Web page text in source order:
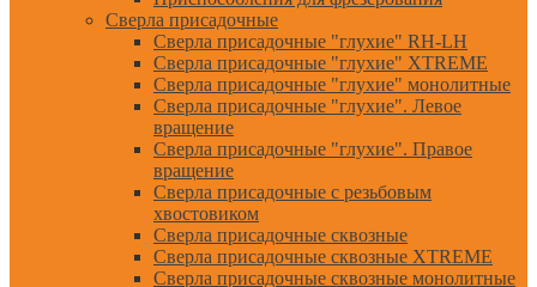
Сверла присадочные
Сверла присадочные "глухие" RH-LH
Сверла присадочные "глухие" XTREME
Сверла присадочные "глухие" монолитные
Сверла присадочные "глухие". Левое
вращение
Сверла присадочные "глухие". Правое
вращение
Сверла присадочные с резьбовым
хвостовиком
Сверла присадочные сквозные
Сверла присадочные сквозные XTREME
Сверла присадочные сквозные монолитные